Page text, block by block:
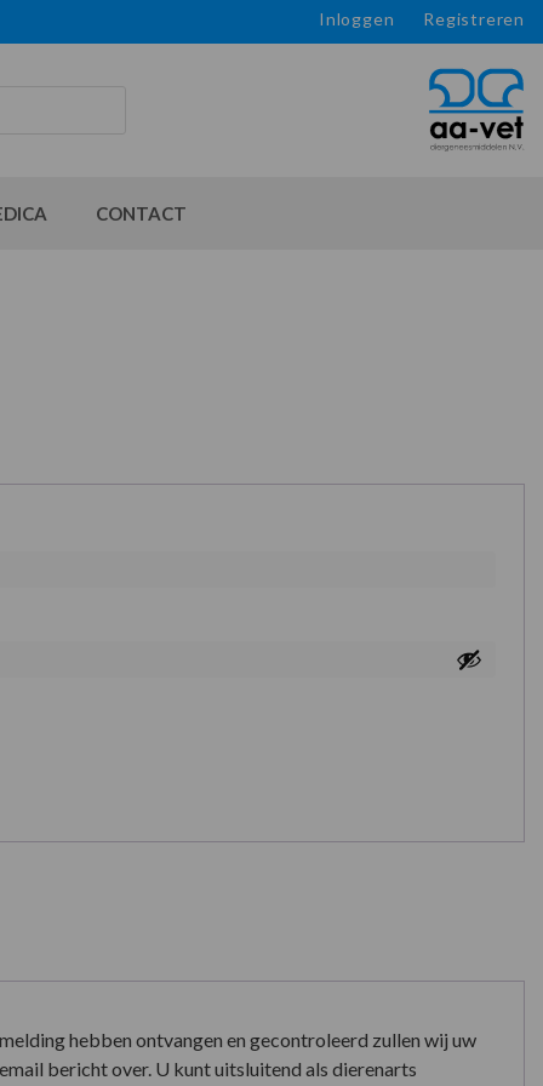
Inloggen Registreren
CONTACT
hebben ontvangen en gecontroleerd zullen wij uw
bericht over. U kunt uitsluitend als dierenarts